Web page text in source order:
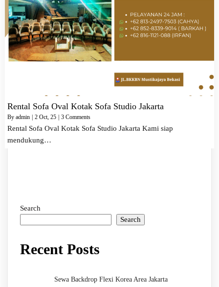
Rental Sofa Oval Kotak Sofa Studio Jakarta
By admin 2 Oct, 25 3 Comments
Rental Sofa Oval Kotak Sofa Studio Jakarta Kami siap
mendukung…
Search
Search
Recent Posts
Sewa Backdrop Flexi Korea Area Jakarta